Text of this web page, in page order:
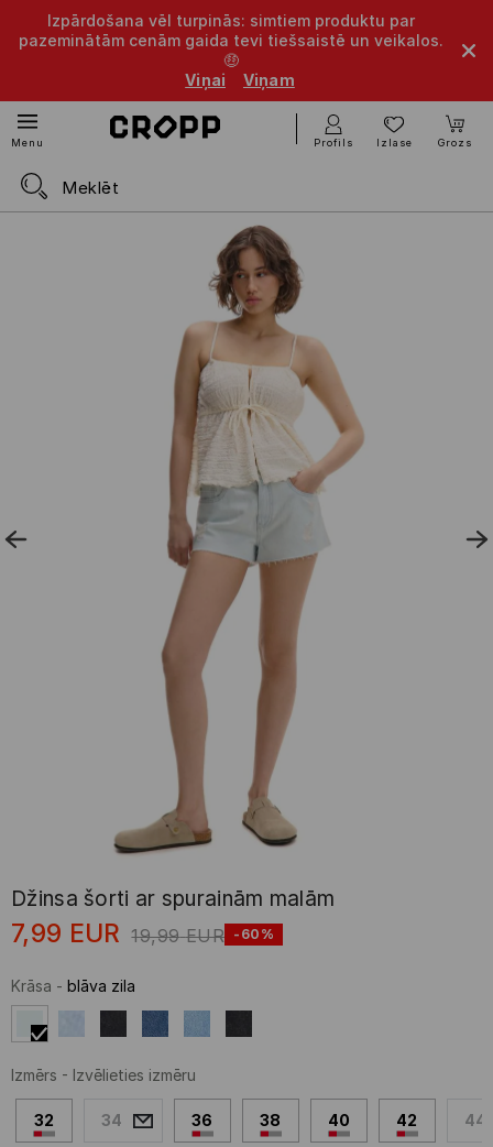
Izpārdošana vēl turpinās: simtiem produktu par
pazeminātām cenām gaida tevi tiešsaistē un veikalos.
🤑
Viņai
Viņam
Menu Profils Izlase Grozs
Džinsa šorti ar spurainām malām
7,99 EUR 19,99 EUR -60%
Krāsa - blāva zila
Izmērs - Izvēlieties izmēru
32 34 36 38 40 42 44